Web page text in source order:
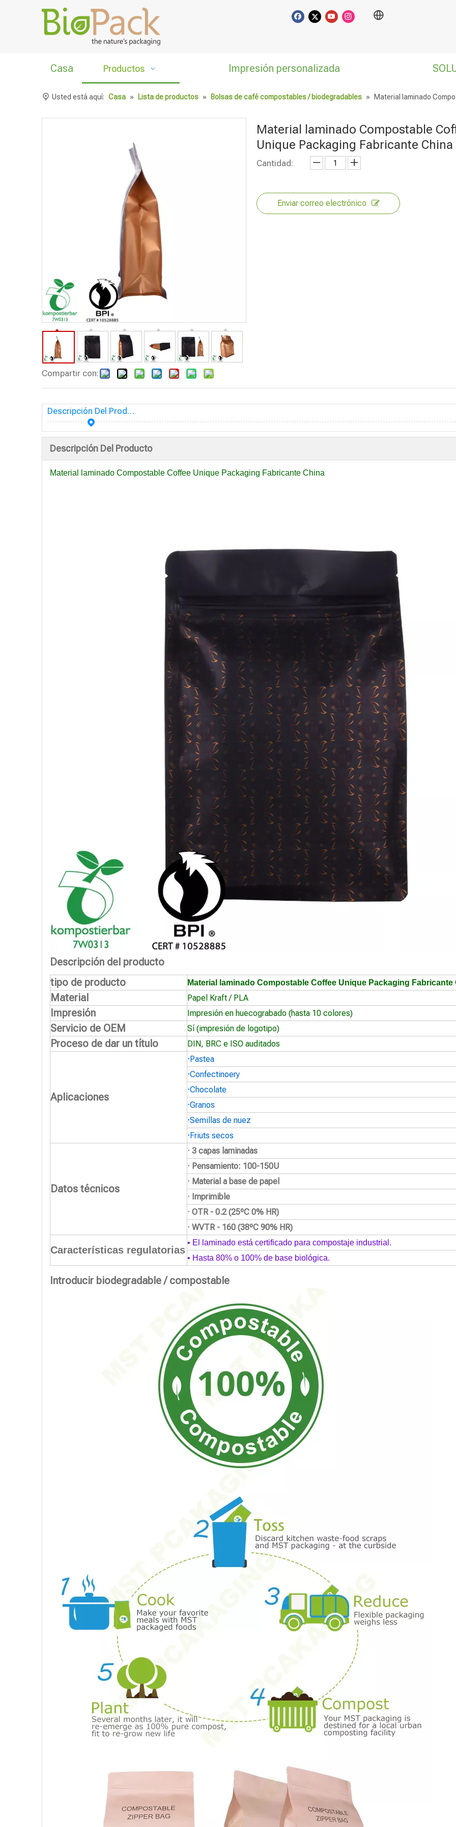
Casa Productos Impresión personalizada
Usted está aquí: Casa » Lista de productos » Bolsas de café compostables / biodegradables » Material laminado
Compartir con:
Material laminado Compostable
Unique Packaging Fabricante China
Cantidad:
Enviar correo electrónico
Descripción Del Producto
Descripción Del Producto
Material laminado Compostable Coffee Unique Packaging Fabricante China
Descripción del producto
tipo de producto
Material laminado Compostable Coffee Unique Packaging Fabricante
Material Papel Kraft / PLA
Impresión Impresión en huecograbado (hasta 10 colores)
Servicio de OEM Sí (impresión de logotipo)
Proceso de dar un título DIN, BRC e ISO auditados
Aplicaciones
·Pastea
·Confectinoery
·Chocolate
·Granos
·Semillas de nuez
·Friuts secos
Datos técnicos
· 3 capas laminadas
· Pensamiento: 100-150U
· Material a base de papel
· Imprimible
· OTR - 0.2 (25ºC 0% HR)
· WVTR - 160 (38ºC 90% HR)
Características regulatorias
• El laminado está certificado para compostaje industrial.
• Hasta 80% o 100% de base biológica.
Introducir biodegradable / compostable